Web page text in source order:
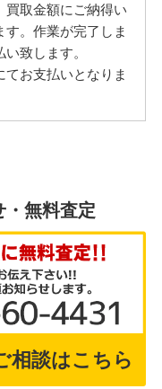
買取金額にご納得い
。作業が完了しま
致します。
お支払いとなりま
・無料査定
相談はこちら